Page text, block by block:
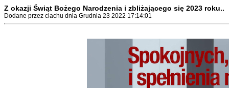
Z okazji Świąt Bożego Narodzenia i zbliżającego się 2023 roku..
Dodane przez ciachu dnia Grudnia 23 2022 17:14:01